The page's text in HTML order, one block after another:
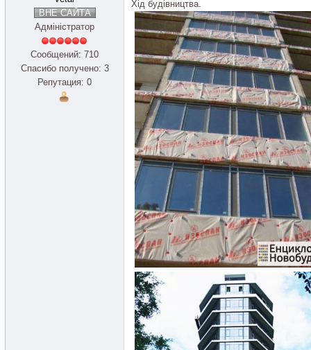
ВНЕ САЙТА
Адміністратор
Сообщений: 710
Спасибо получено: 3
Репутация: 0
Хід будівництва.